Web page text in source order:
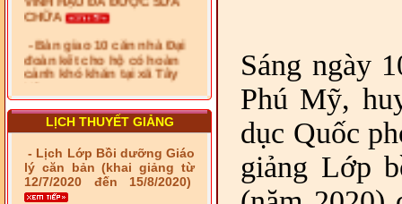
- Bàn giao 10 căn nhà Đại
đoàn kết cho hộ có hoàn
cảnh khó khăn tại xã Tây
Yên
- LỄ RA QUÂN DẬM VÁ,
SỬA CHỮA LỘ GIAO
THÔNG NÔNG THÔN (XÃ
PHÚ THỌ)
- LỚP TẬP HUẤN LỊCH SỬ,
PHÁP LUẬT VIỆT NAM VÀ
HIẾN CHƯƠNG GIÁO HỘI
PGHH NHIỆM KỲ VI (2024-
LỊCH THUYẾT GIẢNG
- Lịch Lớp Bồi dưỡng Giáo
lý căn bản (khai giảng từ
12/7/2020 đến 15/8/2020)
Sáng ngày
Phú Mỹ,
dục Quốc
giảng Lớp